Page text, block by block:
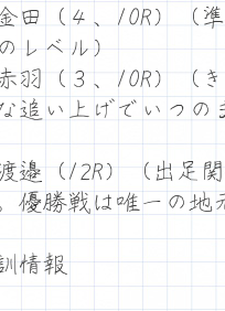
田（４、10R）（
レベル）
羽（３、10R）（
追い上げでいつ
邉（12R）（出足
優勝戦は唯一の地
情報